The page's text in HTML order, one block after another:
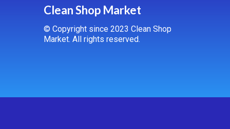
Clean Shop Market
© Copyright since 2023 Clean Shop
Market. All rights reserved.